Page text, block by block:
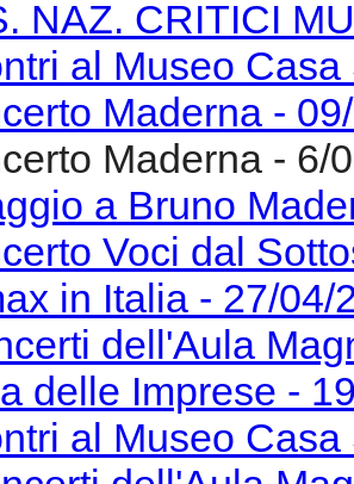
- 06/06/2013
Nazionale
2013
Isabella
NAZ. CRITICI
al Museo
Maderna -
Maderna - 6/
a Bruno
Voci dal